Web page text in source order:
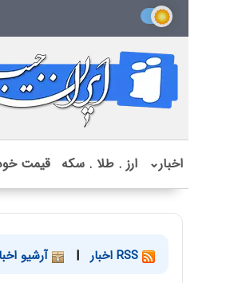
اخبار⌄ ارز . طلا . سکه قیمت
| آرشیو